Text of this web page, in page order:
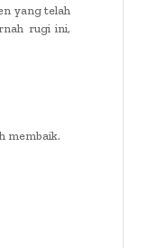
yang telah
rugi ini,
membaik.